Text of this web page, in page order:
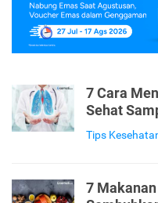
7 Cara
Sehat
Tips
7